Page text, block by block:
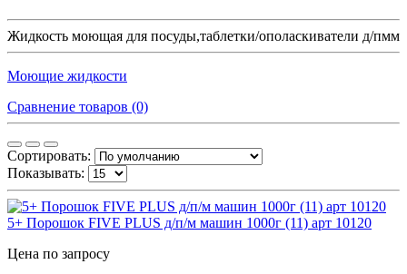
Жидкость моющая для посуды,таблетки/ополаскиватели д/пмм
Моющие жидкости
Сравнение товаров (0)
Сортировать:
Показывать:
5+ Порошок FIVE PLUS д/п/м машин 1000г (11) арт 10120
Цена по запросу